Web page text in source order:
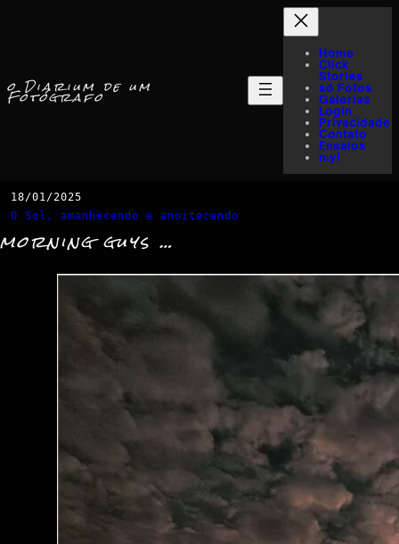
o Diarium de um
Fotógrafo
Home
Click
Stories
só Fotos
Galerias
Login
Privacidade
Contato
Ensaios
myI
18/01/2025
O Sol, amanhecendo e anoitecendo
morning guys …